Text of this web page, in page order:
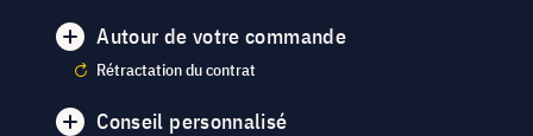
Autour de votre commande
Rétractation du contrat
Conseil personnalisé